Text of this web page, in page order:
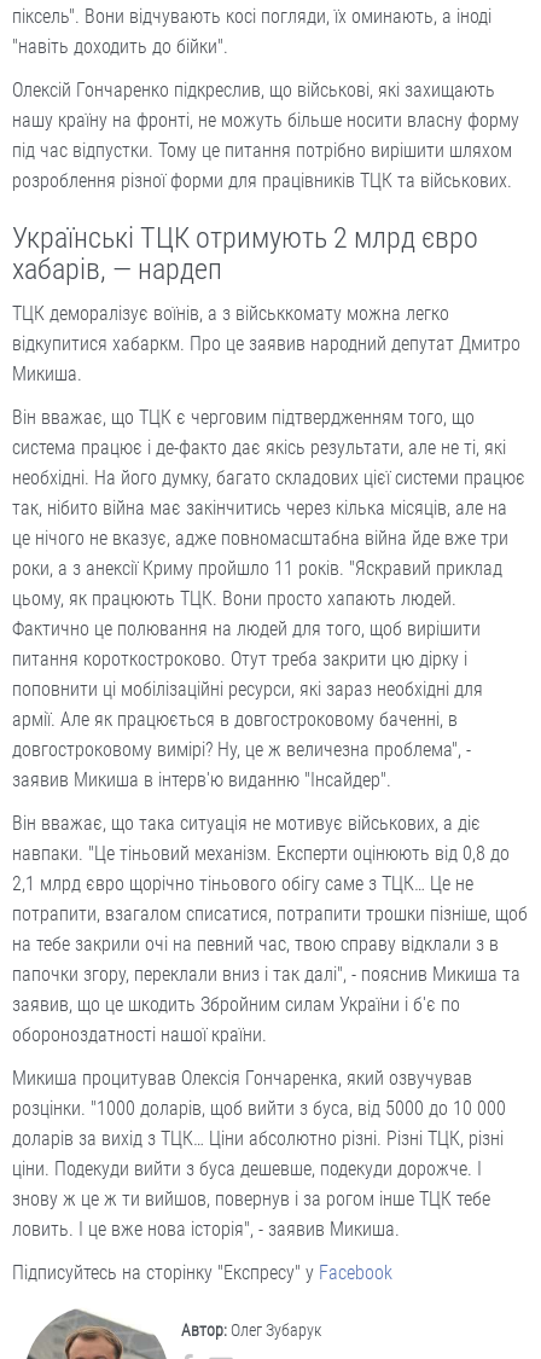
піксель". Вони відчувають косі погляди, їх оминають, а іноді
"навіть доходить до бійки".
Олексій Гончаренко підкреслив, що військові, які захищають
нашу країну на фронті, не можуть більше носити власну форму
під час відпустки. Тому це питання потрібно вирішити шляхом
розроблення різної форми для працівників ТЦК та військових.
Українські ТЦК отримують 2 млрд євро
хабарів, — нардеп
ТЦК деморалізує воїнів, а з військкомату можна легко
відкупитися хабаркм. Про це заявив народний депутат Дмитро
Микиша.
Він вважає, що ТЦК є черговим підтвердженням того, що
система працює і де-факто дає якісь результати, але не ті, які
необхідні. На його думку, багато складових цієї системи працює
так, нібито війна має закінчитись через кілька місяців, але на
це нічого не вказує, адже повномасштабна війна йде вже три
роки, а з анексії Криму пройшло 11 років. "Яскравий приклад
цьому, як працюють ТЦК. Вони просто хапають людей.
Фактично це полювання на людей для того, щоб вирішити
питання короткостроково. Отут треба закрити цю дірку і
поповнити ці мобілізаційні ресурси, які зараз необхідні для
армії. Але як працюється в довгостроковому баченні, в
довгостроковому вимірі? Ну, це ж величезна проблема", -
заявив Микиша в інтерв'ю виданню "Інсайдер".
Він вважає, що така ситуація не мотивує військових, а діє
навпаки. "Це тіньовий механізм. Експерти оцінюють від 0,8 до
2,1 млрд євро щорічно тіньового обігу саме з ТЦК… Це не
потрапити, взагалом списатися, потрапити трошки пізніше, щоб
на тебе закрили очі на певний час, твою справу відклали з в
папочки згору, переклали вниз і так далі", - пояснив Микиша та
заявив, що це шкодить Збройним силам України і б'є по
обороноздатності нашої країни.
Микиша процитував Олексія Гончаренка, який озвучував
розцінки. "1000 доларів, щоб вийти з буса, від 5000 до 10 000
доларів за вихід з ТЦК… Ціни абсолютно різні. Різні ТЦК, різні
ціни. Подекуди вийти з буса дешевше, подекуди дорожче. І
знову ж це ж ти вийшов, повернув і за рогом інше ТЦК тебе
ловить. І це вже нова історія", - заявив Микиша.
Підписуйтесь на сторінку "Експресу" у Facebook
Автор: Олег Зубарук